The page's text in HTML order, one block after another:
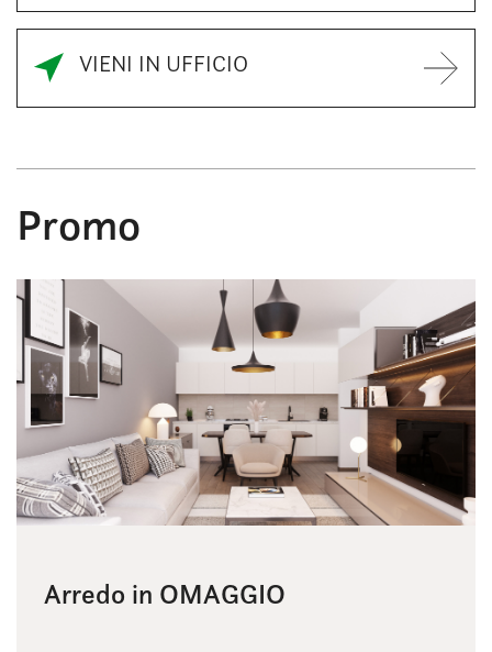
VIENI IN UFFICIO
Promo
Arredo in OMAGGIO